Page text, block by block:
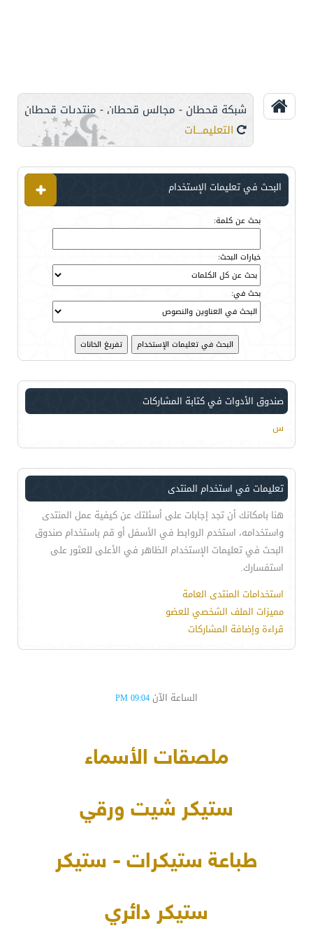
شبكة قحطان - مجالس قحطان - منتديات قحطان
التعليمـــات
البحث في تعليمات الإستخدام
بحث عن كلمة:
خيارات البحث:
بحث في:
صندوق الأدوات في كتابة المشاركات
س
تعليمات في استخدام المنتدى
هنا بامكانك أن تجد إجابات على أسئلتك عن كيفية عمل المنتدى
واستخدامه، استخدم الروابط في الأسفل أو قم باستخدام صندوق
البحث في تعليمات الإستخدام الظاهر في الأعلى للعثور على
استفسارك.
استخدامات المنتدى العامة
مميزات الملف الشخصي للعضو
قراءة وإضافة المشاركات
الساعة الآن 09:04 PM
ملصقات الأسماء
ستيكر شيت ورقي
طباعة ستيكرات - ستيكر
ستيكر دائري